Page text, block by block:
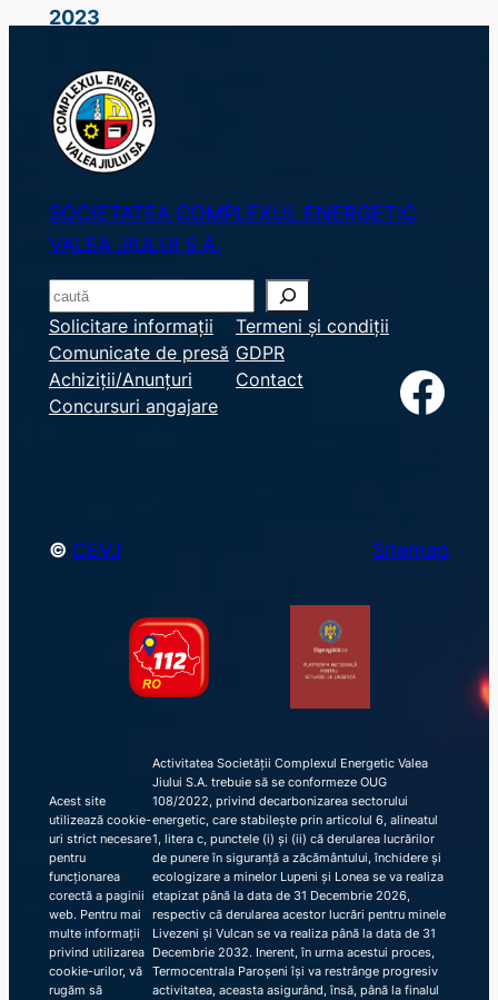
2023
SOCIETATEA COMPLEXUL ENERGETIC
VALEA JIULUI S.A.
S
e
a
r
c
Solicitare informații
Comunicate de presă
Achiziții/Anunțuri
Concursuri angajare
Termeni și condiții
GDPR
Contact
Facebook
© CEVJ Sitemap
Acest site
utilizează cookie-
uri strict necesare
pentru
funcționarea
corectă a paginii
web. Pentru mai
multe informații
privind utilizarea
cookie-urilor, vă
rugăm să
Activitatea Societății Complexul Energetic Valea
Jiului S.A. trebuie să se conformeze OUG
108/2022, privind decarbonizarea sectorului
energetic, care stabilește prin articolul 6, alineatul
1, litera c, punctele (i) și (ii) că derularea lucrărilor
de punere în siguranță a zăcământului, închidere și
ecologizare a minelor Lupeni și Lonea se va realiza
etapizat până la data de 31 Decembrie 2026,
respectiv că derularea acestor lucrări pentru minele
Livezeni și Vulcan se va realiza până la data de 31
Decembrie 2032. Inerent, în urma acestui proces,
Termocentrala Paroșeni își va restrânge progresiv
activitatea, aceasta asigurând, însă, până la finalul